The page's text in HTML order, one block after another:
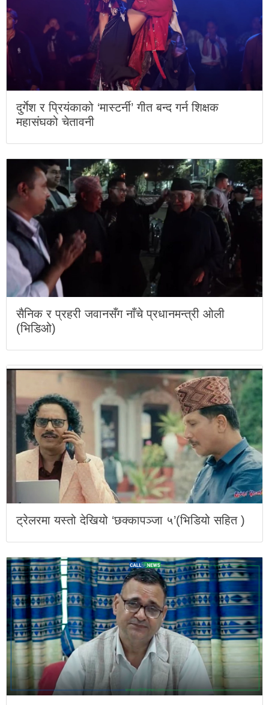
दुर्गेश र प्रियंकाको ‘मास्टर्नी’ गीत बन्द गर्न शिक्षक
महासंघको चेतावनी
सैनिक र प्रहरी जवानसँग नाँचे प्रधानमन्त्री ओली
(भिडिओ)
ट्रेलरमा यस्तो देखियो ‘छक्कापञ्जा ५’(भिडियो सहित )